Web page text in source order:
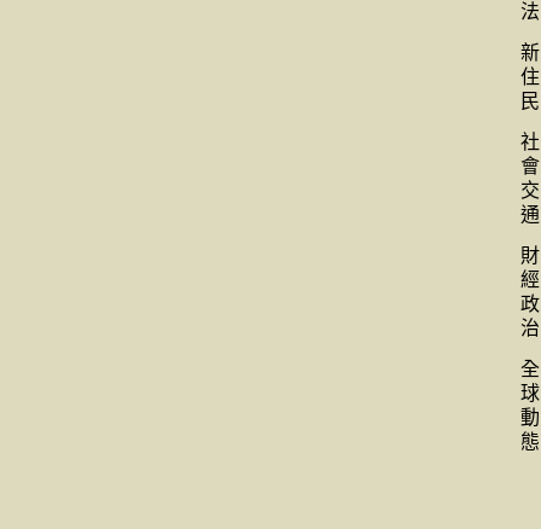
法
新
住
民
社
會
交
通
財
經
政
治
全
球
動
態